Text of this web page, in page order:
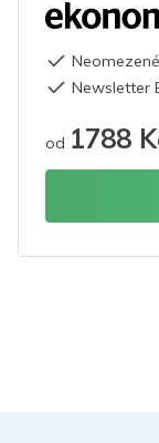
Newsletter
od 1788